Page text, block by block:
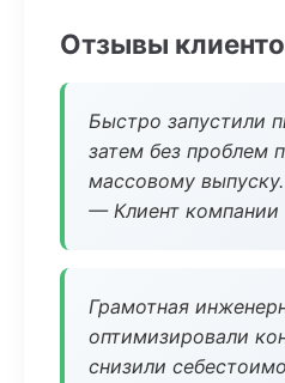
Отзывы
Быстро запустили
затем без проблем
массовому выпуску.
— Клиент компании
Грамотная
оптимизировали
снизили